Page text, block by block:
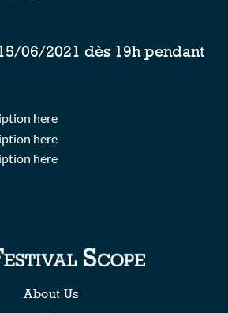
06/2021 dès 19h pendant
About Us